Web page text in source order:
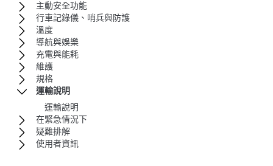
主動安全功能
行車記錄儀、哨兵與防護
溫度
導航與娛樂
充電與能耗
維護
規格
運輸說明
運輸說明
在緊急情況下
疑難排解
使用者資訊